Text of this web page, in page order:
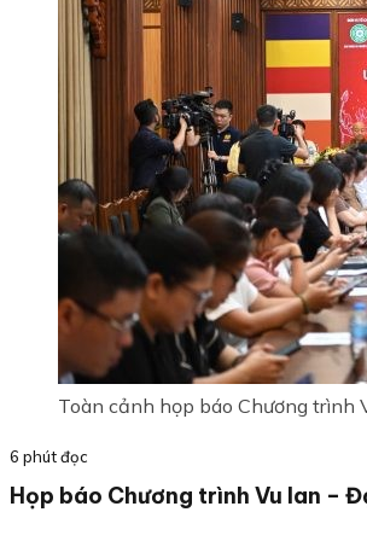
Toàn cảnh họp báo Chương trình
6 phút đọc
Họp báo Chương trình Vu lan –